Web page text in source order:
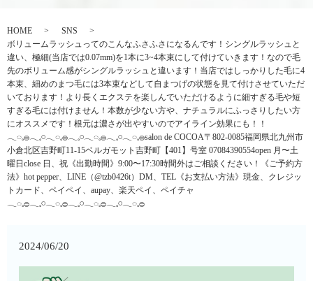
HOME
SNS
ボリュームラッシュってのこんなふさふさになるんです！シングルラッシュと
違い、極細(当店では0.07mm)を1本に3~4本束にして付けていきます！なので毛
先のボリューム感がシングルラッシュと違います！当店ではしっかりした毛に4
本束、細めのまつ毛には3本束などして自まつげの状態を見て付けさせていただ
いております！より長くエクステを楽しんでいただけるように細すぎる毛や短
すぎる毛には付けません！本数が少ない方や、ナチュラルにふっさりしたい方
にオススメです！根元は濃さが出やすいのでアイライン効果にも！！
𓂃◌𓈒𓐍𓂃𓈒𓏸𓂃◌𓈒𓐍𓂃𓈒𓏸𓂃◌𓈒𓐍𓂃𓈒𓏸𓂃◌𓈒𓐍salon de COCOA〒802-0085福岡県北九州市
小倉北区吉野町11-15ベルガモット吉野町【401】号室︎ 07084390554open 月〜土
曜日close 日、祝《出勤時間》9:00〜17:30時間外はご相談ください！《ご予約方
法》hot pepper、LINE（@tzb0426t）DM、TEL《お支払い方法》現金、クレジッ
トカード、ペイペイ、aupay、楽天ペイ、ペイチャ
𓂃◌𓈒𓐍𓂃𓈒𓏸𓂃◌𓈒𓐍𓂃𓈒𓏸𓂃◌𓈒𓐍𓂃𓈒𓏸𓂃◌𓈒𓐍
2024/06/20